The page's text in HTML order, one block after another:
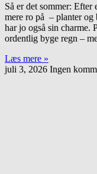
Så er det sommer: Efter
mere ro på – planter og
har jo også sin charme.
ordentlig byge regn –
Læs mere »
juli 3, 2026 Ingen